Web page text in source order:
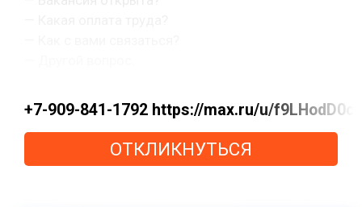
+7-909-841-1792 https://max.ru/u/
ОТКЛИКНУТЬСЯ